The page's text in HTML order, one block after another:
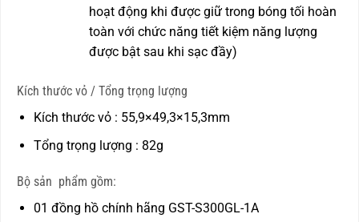
hoạt động khi được giữ trong bóng tối hoàn
toàn với chức năng tiết kiệm năng lượng
được bật sau khi sạc đầy)
Kích thước vỏ / Tổng trọng lượng
Kích thước vỏ : 55,9×49,3×15,3mm
Tổng trọng lượng : 82g
Bộ sản phẩm gồm:
01 đồng hồ chính hãng GST-S300GL-1A